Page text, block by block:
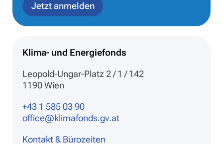
Jetzt anmelden
Klima- und Energiefonds
Leopold-Ungar-Platz 2 / 1 / 142
1190 Wien
+43 1 585 03 90
office@klimafonds.gv.at
Kontakt & Bürozeiten